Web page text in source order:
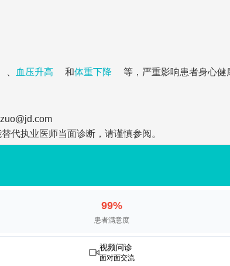
血压升高 和体重下降 等，严重影响患者身心健
代执业医师当面诊断，请谨慎参阅。
99%
患者满意度
视频问诊
面对面交流